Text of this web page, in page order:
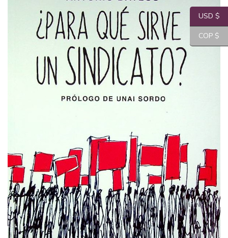
USD $
COP $